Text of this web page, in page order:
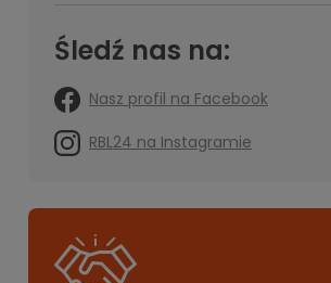
Śledź nas na:
Nasz profil na Facebook
RBL24 na Instagramie